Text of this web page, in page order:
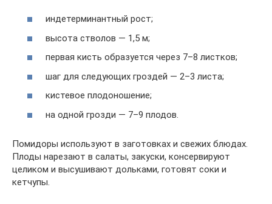
индетерминантный рост;
высота стволов — 1,5 м;
первая кисть образуется через 7–8 листков;
шаг для следующих гроздей — 2–3 листа;
кистевое плодоношение;
на одной грозди — 7–9 плодов.
Помидоры используют в заготовках и свежих блюдах.
Плоды нарезают в салаты, закуски, консервируют
целиком и высушивают дольками, готовят соки и
кетчупы.